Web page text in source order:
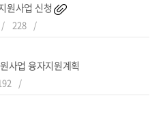
원사업 신청
228
사업 융자지원계획